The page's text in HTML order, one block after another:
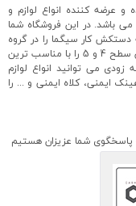
عرضه کننده انواع لوازم و
باشد. در این فروشگاه شما
کار سیگما را در گروه
های پوشش لاتکس، پوشش لاتکس نیتریل و ضدبرش سطح 4 و 5 را با مناسب ترین
می توانید انواع لوازم
ایمنی، کلاه ایمنی و ... را